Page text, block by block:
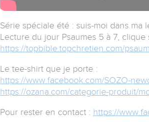
Série spéciale été : suis-moi dans
Lecture du jour Psaumes 5 à 7,
https://topbible.topchretien.com/
Le tee-shirt que je porte :
https://www.facebook.com/SOZO-
https://ozana.com/categorie-produit/
Pour rester en contact : https://